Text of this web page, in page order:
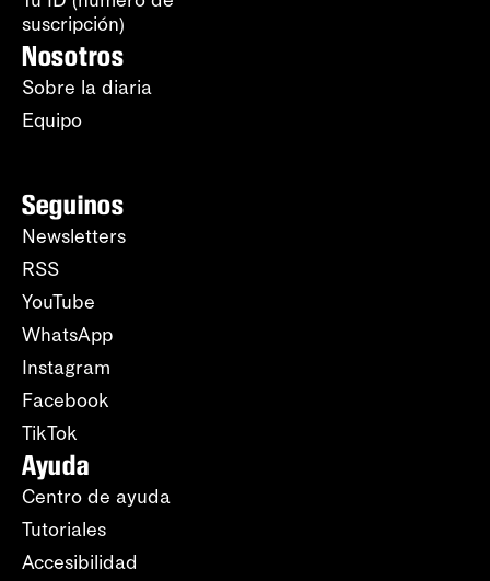
suscripción)
Nosotros
Sobre la diaria
Equipo
Seguinos
Newsletters
RSS
YouTube
WhatsApp
Instagram
Facebook
TikTok
Ayuda
Centro de ayuda
Tutoriales
Accesibilidad